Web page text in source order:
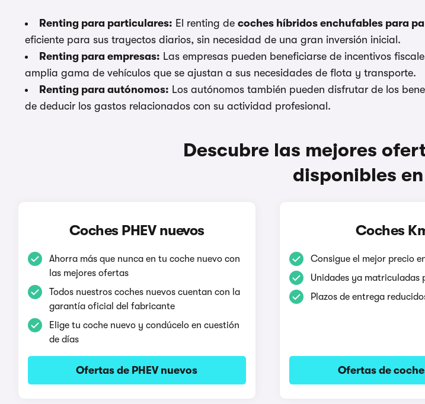
Renting para particulares: El renting de coches híbridos enchufables para
eficiente para sus trayectos diarios, sin necesidad de una gran inversión inicial.
Renting para empresas: Las empresas pueden beneficiarse de incentivos
amplia gama de vehículos que se ajustan a sus necesidades de flota y transporte.
Renting para autónomos: Los autónomos también pueden disfrutar de los
de deducir los gastos relacionados con su actividad profesional.
Descubre las mejores
disponibles
Coches PHEV nuevos
Ahorra más que nunca en tu coche nuevo con
las mejores ofertas
Todos nuestros coches nuevos cuentan con la
garantía oficial del fabricante
Elige tu coche nuevo y condúcelo en cuestión
de días
Ofertas de PHEV nuevos
Coches
Consigue el mejor precio
Unidades ya matriculadas
Plazos de entrega
Ofertas de